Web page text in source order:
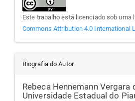
Este trabalho está licenciado sob uma
Commons Attribution 4.0 International
Biografia do Autor
Rebeca Hennemann Vergara
Universidade Estadual do